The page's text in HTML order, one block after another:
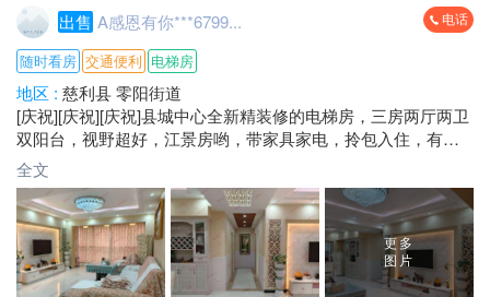
出售 A感恩有你***6799... 电话
随时看房 交通便利 电梯房
地区 : 慈利县 零阳街道
[庆祝][庆祝][庆祝]县城中心全新精装修的电梯房，三房两厅两卫
双阳台，视野超好，江景房哟，带家具家电，拎包入住，有想
法的可以联系我，支持按揭，价格面议，看房☎️*****6799
全文
更多
图片